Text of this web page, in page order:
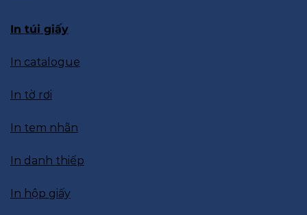
In túi giấy
In catalogue
In tờ rơi
In tem nhãn
In danh thiếp
In hộp giấy